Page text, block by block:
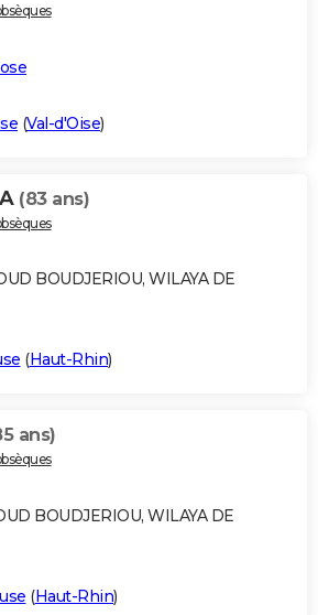
(Val-d'Oise)
(83 ans)
BOUDJERIOU, WILAYA DE
(Haut-Rhin)
ans)
BOUDJERIOU, WILAYA DE
(Haut-Rhin)